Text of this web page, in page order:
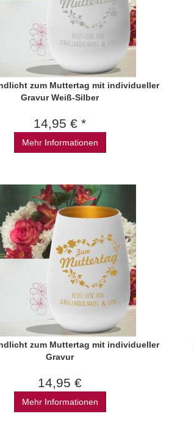
zum Muttertag mit individueller
Gravur Weiß-Silber
14,95 € *
Mehr Informationen
zum Muttertag mit individueller
Gravur
14,95 €
Mehr Informationen